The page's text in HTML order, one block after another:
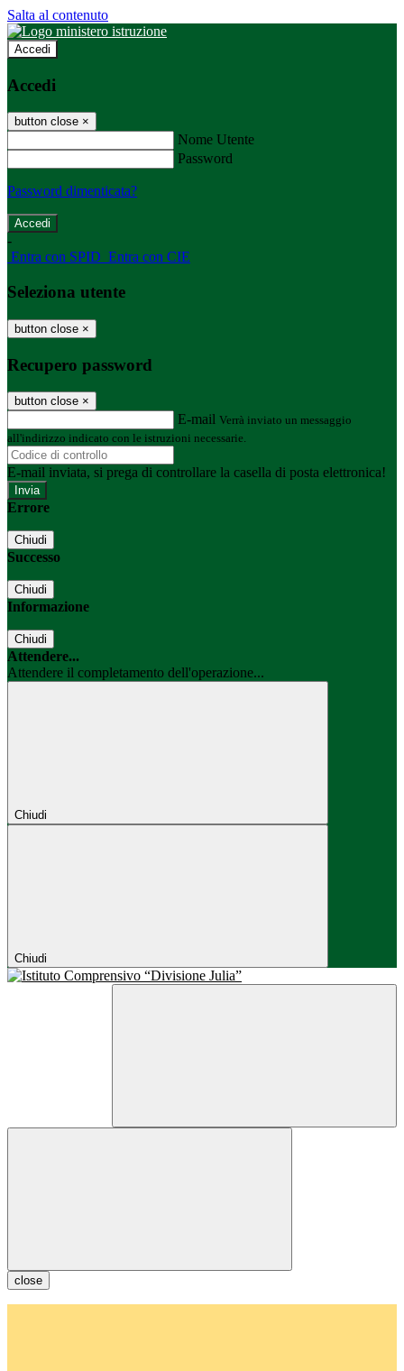
Salta al contenuto
Accedi
Accedi
button close ×
Nome Utente
Password
Password dimenticata?
-
Entra con SPID Entra con CIE
Seleziona utente
button close ×
Recupero password
button close ×
E-mail Verrà inviato un messaggio
all'indirizzo indicato con le istruzioni necessarie.
E-mail inviata, si prega di controllare la casella di posta elettronica!
Errore
Chiudi
Successo
Chiudi
Informazione
Chiudi
Attendere...
Attendere il completamento dell'operazione...
Chiudi
Chiudi
close